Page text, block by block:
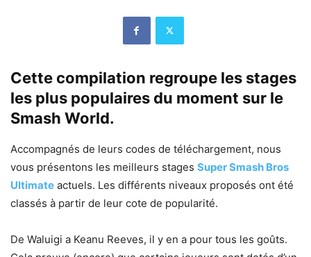
Cette compilation regroupe les stages
les plus populaires du moment sur le
Smash World.
Accompagnés de leurs codes de téléchargement, nous
vous présentons les meilleurs stages Super Smash Bros
Ultimate actuels. Les différents niveaux proposés ont été
classés à partir de leur cote de popularité.
De Waluigi a Keanu Reeves, il y en a pour tous les goûts.